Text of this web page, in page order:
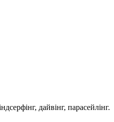
дайвінг, парасейлінг.